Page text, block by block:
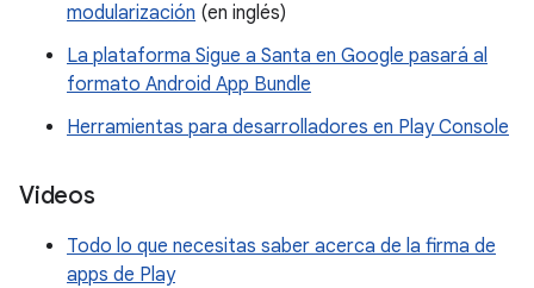
modularización (en inglés)
La plataforma Sigue a Santa en Google pasará al
formato Android App Bundle
Herramientas para desarrolladores en Play Console
Videos
Todo lo que necesitas saber acerca de la firma de
apps de Play